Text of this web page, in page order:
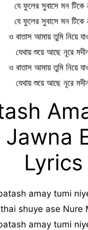
যে ফুলের সুবাসে মন টিকে
যে ফুলের সুবাসে মন টিকে
ও বাতাস আমায় তুমি নিয়ে
যেথায় শুয়ে আছে নূরে
ও বাতাস আমায় তুমি নিয়ে
যেথায় শুয়ে আছে নূরে
Jawna
Lyrics
amay tumi
shuye ase Nure
amay tumi